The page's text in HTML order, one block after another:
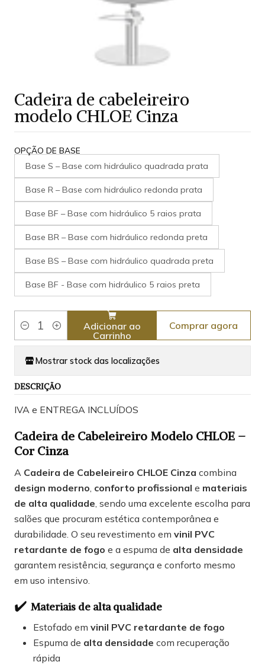
Cadeira de cabeleireiro
modelo CHLOE Cinza
OPÇÃO DE BASE
Base S – Base com hidráulico quadrada prata
Base R – Base com hidráulico redonda prata
Base BF – Base com hidráulico 5 raios prata
Base BR – Base com hidráulico redonda preta
Base BS – Base com hidráulico quadrada preta
Base BF - Base com hidráulico 5 raios preta
Quantidade
Adicionar ao
Carrinho
Comprar agora
Mostrar stock das localizações
DESCRIÇÃO
IVA e ENTREGA INCLUÍDOS
Cadeira de Cabeleireiro Modelo CHLOE –
Cor Cinza
A Cadeira de Cabeleireiro CHLOE Cinza combina
design moderno, conforto profissional e materiais
de alta qualidade, sendo uma excelente escolha para
salões que procuram estética contemporânea e
durabilidade. O seu revestimento em vinil PVC
retardante de fogo e a espuma de alta densidade
garantem resistência, segurança e conforto mesmo
em uso intensivo.
✔️ Materiais de alta qualidade
Estofado em vinil PVC retardante de fogo
Espuma de alta densidade com recuperação
rápida